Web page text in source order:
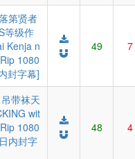
第贤者
等级作
Kenja n
1080
封字幕]
49 7
带袜天
wit
1080
内封字
48 4